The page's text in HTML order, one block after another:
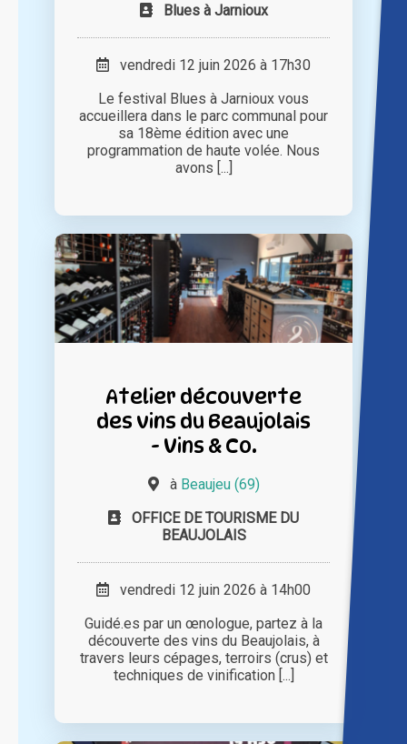
Blues à Jarnioux
vendredi 12 juin 2026 à 17h30
Le festival Blues à Jarnioux vous
accueillera dans le parc communal pour
sa 18ème édition avec une
programmation de haute volée. Nous
avons [...]
Atelier découverte
des vins du Beaujolais
- Vins & Co.
à Beaujeu (69)
OFFICE DE TOURISME DU
BEAUJOLAIS
vendredi 12 juin 2026 à 14h00
Guidé.es par un œnologue, partez à la
découverte des vins du Beaujolais, à
travers leurs cépages, terroirs (crus) et
techniques de vinification [...]